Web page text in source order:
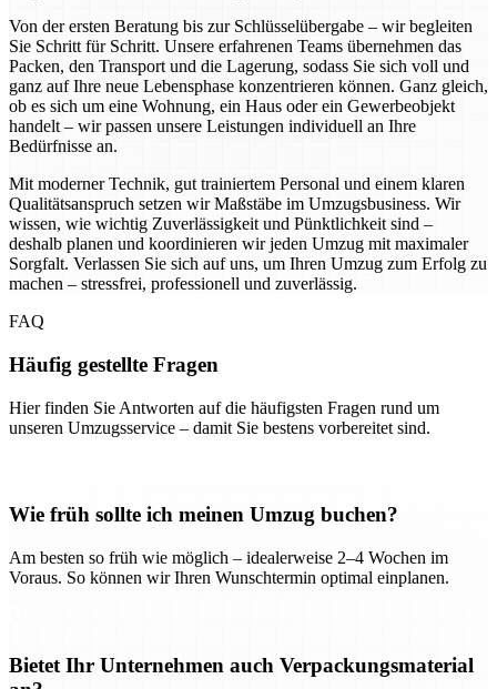
Von der ersten Beratung bis zur Schlüsselübergabe – wir begleiten
Sie Schritt für Schritt. Unsere erfahrenen Teams übernehmen das
Packen, den Transport und die Lagerung, sodass Sie sich voll und
ganz auf Ihre neue Lebensphase konzentrieren können. Ganz gleich,
ob es sich um eine Wohnung, ein Haus oder ein Gewerbeobjekt
handelt – wir passen unsere Leistungen individuell an Ihre
Bedürfnisse an.
Mit moderner Technik, gut trainiertem Personal und einem klaren
Qualitätsanspruch setzen wir Maßstäbe im Umzugsbusiness. Wir
wissen, wie wichtig Zuverlässigkeit und Pünktlichkeit sind –
deshalb planen und koordinieren wir jeden Umzug mit maximaler
Sorgfalt. Verlassen Sie sich auf uns, um Ihren Umzug zum Erfolg zu
machen – stressfrei, professionell und zuverlässig.
FAQ
Häufig gestellte Fragen
Hier finden Sie Antworten auf die häufigsten Fragen rund um
unseren Umzugsservice – damit Sie bestens vorbereitet sind.
Wie früh sollte ich meinen Umzug buchen?
Am besten so früh wie möglich – idealerweise 2–4 Wochen im
Voraus. So können wir Ihren Wunschtermin optimal einplanen.
Bietet Ihr Unternehmen auch Verpackungsmaterial